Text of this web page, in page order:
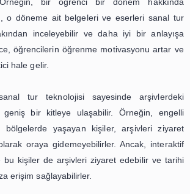
Özellikle turizm ve eğitim
kullanıcıların gerçek bir
o ortamı sanal olarak gezmelerine
gerçek bir deneyim
sanal tur teknolojisi, kullanıcı
yeni bir boyut kazanmıştır.
mirasımızın saklandığı
genellikle sınırlı bir alanda